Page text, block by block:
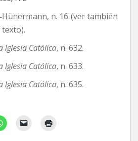
n. 16 (ver también
Iglesia Católica, n. 632.
Iglesia Católica, n. 633.
Iglesia Católica, n. 635.